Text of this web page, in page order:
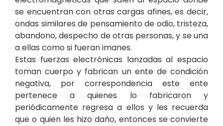
se encuentran con otras cargas afines, es decir,
ondas similares de pensamiento de odio, tristeza,
abandono, despecho de otras personas, y se una
a ellas como si fueran imanes.
Estas fuerzas electrónicas lanzadas al espacio
toman cuerpo y fabrican un ente de condición
negativa, por correspondencia este ente
pertenece a quienes lo fabricaron y
periódicamente regresa a ellos y les recuerda
que o quien les hizo daño, entonces se convierte